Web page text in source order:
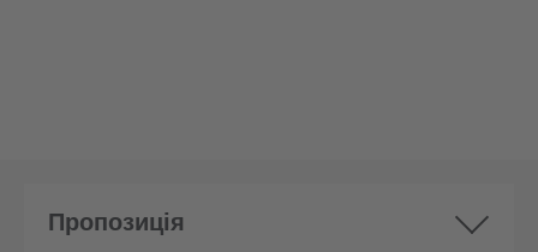
Пропозиція